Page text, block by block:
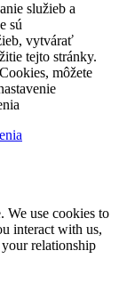
služieb a
sú
vytvárať
tejto stránky.
môžete
We use cookies to
interact with us,
relationship